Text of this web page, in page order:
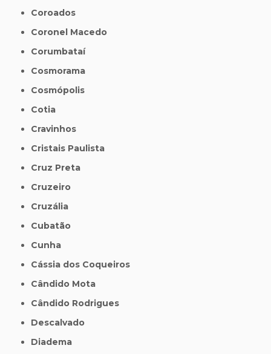
Coroados
Coronel Macedo
Corumbataí
Cosmorama
Cosmópolis
Cotia
Cravinhos
Cristais Paulista
Cruz Preta
Cruzeiro
Cruzália
Cubatão
Cunha
Cássia dos Coqueiros
Cândido Mota
Cândido Rodrigues
Descalvado
Diadema